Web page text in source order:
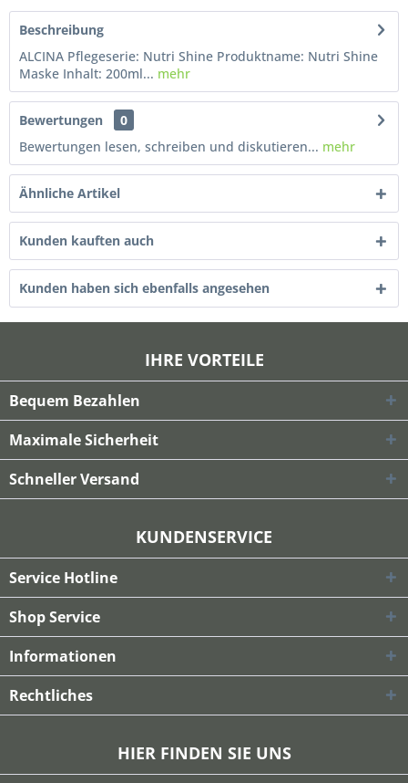
Beschreibung
ALCINA Pflegeserie: Nutri Shine Produktname: Nutri Shine
Maske Inhalt: 200ml... mehr
Bewertungen
0
Bewertungen lesen, schreiben und diskutieren... mehr
Ähnliche Artikel
Kunden kauften auch
Kunden haben sich ebenfalls angesehen
IHRE VORTEILE
Bequem Bezahlen
Maximale Sicherheit
Schneller Versand
KUNDENSERVICE
Service Hotline
Shop Service
Informationen
Rechtliches
HIER FINDEN SIE UNS